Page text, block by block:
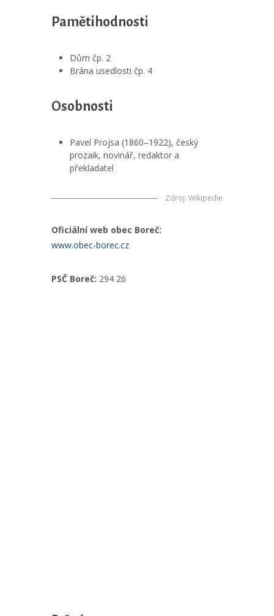
Pamětihodnosti
Dům čp. 2
Brána usedlosti čp. 4
Osobnosti
Pavel Projsa (1860–1922), český
prozaik, novinář, redaktor a
překladatel
Zdroj: Wikipedie
Oficiální web obec Boreč:
www.obec-borec.cz
PSČ Boreč: 294 26